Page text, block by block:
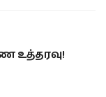
உத்தரவு!